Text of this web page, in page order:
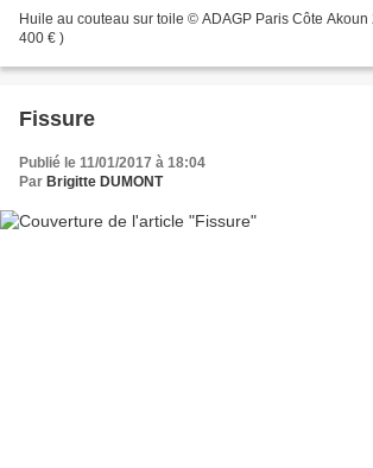
Huile au couteau sur toile © ADAGP Paris Côte Akoun
400 € )
Fissure
Publié le 11/01/2017 à 18:04
Par Brigitte DUMONT